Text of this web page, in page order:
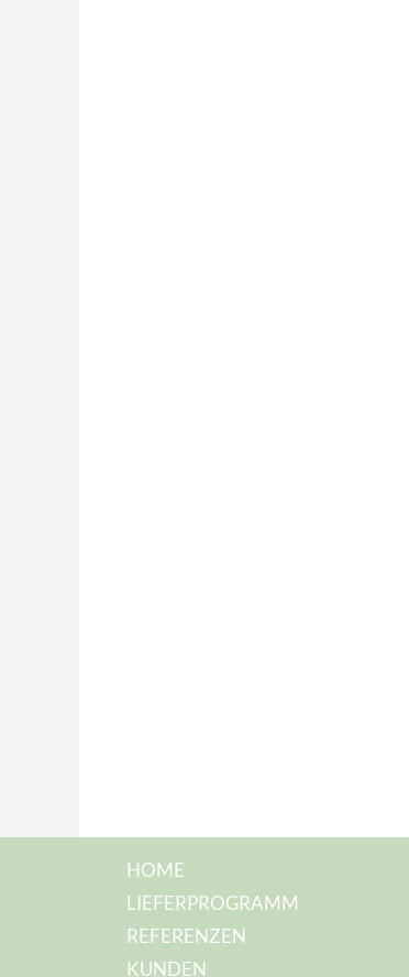
HOME
LIEFERPROGRAMM
REFERENZEN
KUNDEN